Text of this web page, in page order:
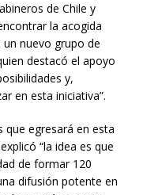
de Chile y
la acogida
nuevo grupo de
destacó el apoyo
y,
en esta iniciativa”.
que egresará en esta
“la idea es que
de formar 120
difusión potente en